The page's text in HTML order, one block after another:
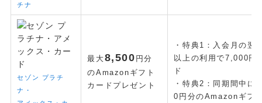
チナ
セゾン プラチ
ナ・
最大8,500 円分
のAmazonギフト
カードプレゼント
・特典1：入会月の翌
以上の利用で7,000円
ド
・特典2：同期間中に
0円分のAmazonギフ